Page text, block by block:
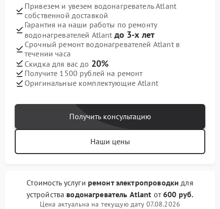
Привезем и увезем водонагреватель Atlant
собственной доставкой
Гарантия на наши работы по ремонту
водонагревателей Atlant до 3-х лет
Срочный ремонт водонагревателей Atlant в
течении часа
Скидка для вас до 20%
Получите 1500 рублей на ремонт
Оригинальные комплектующие Atlant
Получить консультацию
Наши цены
Стоимость услуги ремонт электропроводки для
устройства водонагреватель Atlant от600 руб.
Цена актуальна на текущую дату 07.08.2026